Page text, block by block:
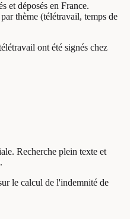
et déposés en France.
thème (télétravail, temps de
ont été signés chez
Recherche plein texte et
le calcul de l'indemnité de